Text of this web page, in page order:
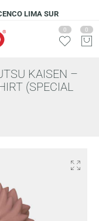
SUR
0 0
KAISEN –
(SPECIAL